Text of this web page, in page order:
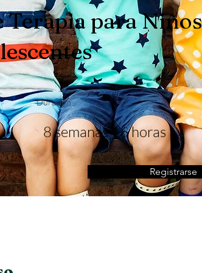
Terapia para
Duración
8 semanas 16 horas
Registrarse